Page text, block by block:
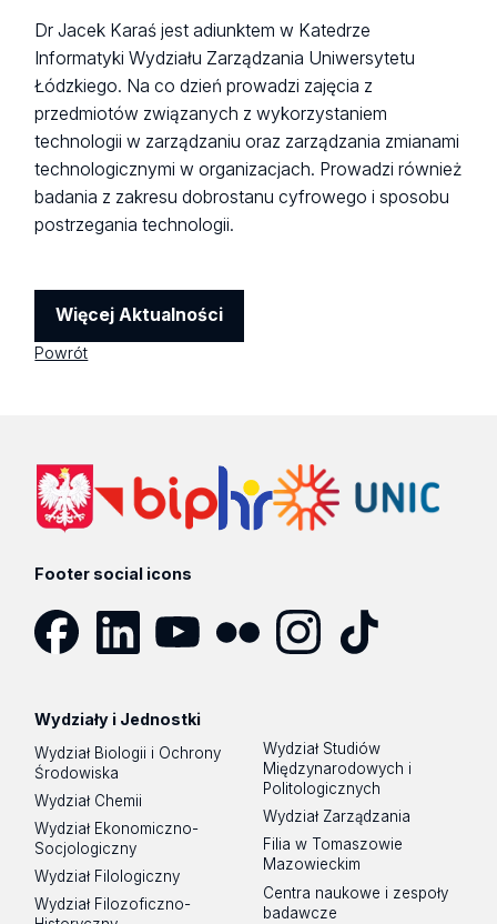
Dr Jacek Karaś jest adiunktem w Katedrze
Informatyki Wydziału Zarządzania Uniwersytetu
Łódzkiego. Na co dzień prowadzi zajęcia z
przedmiotów związanych z wykorzystaniem
technologii w zarządzaniu oraz zarządzania zmianami
technologicznymi w organizacjach. Prowadzi również
badania z zakresu dobrostanu cyfrowego i sposobu
postrzegania technologii.
Więcej Aktualności
Powrót
Footer social icons
Wydziały i Jednostki
Wydział Biologii i Ochrony
Środowiska
Wydział Chemii
Wydział Ekonomiczno-
Socjologiczny
Wydział Filologiczny
Wydział Filozoficzno-
Wydział Studiów
Międzynarodowych i
Politologicznych
Wydział Zarządzania
Filia w Tomaszowie
Mazowieckim
Centra naukowe i zespoły
badawcze